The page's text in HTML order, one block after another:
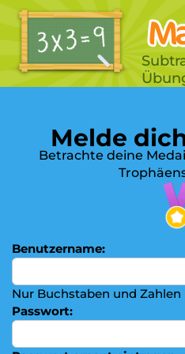
Melde
Betrachte deine
Benutzername:
Nur Buchstaben und Zahlen
Passwort:
► Addition
Einmaleins